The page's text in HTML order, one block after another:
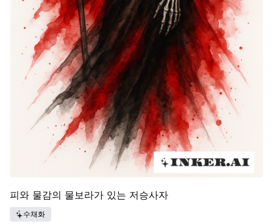
피와 물감의 물보라가 있는 저승사자
수채화